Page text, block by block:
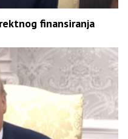
finansiranja